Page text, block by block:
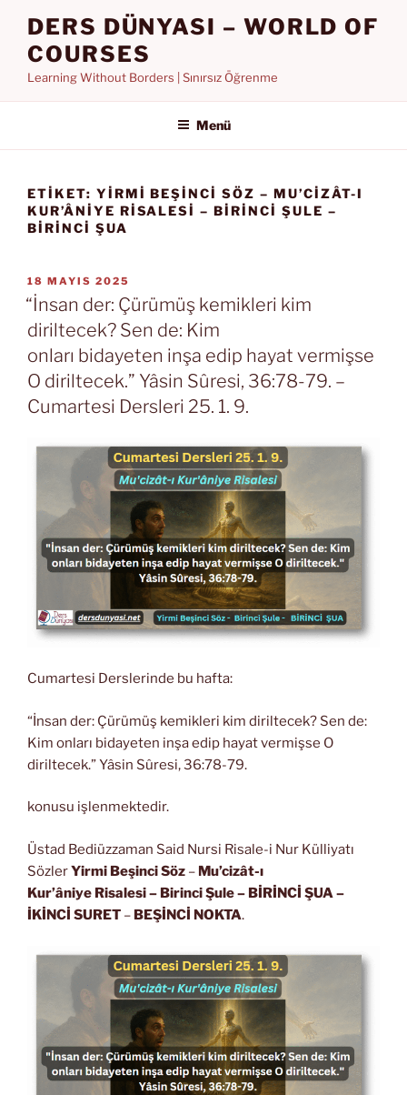
DERS DÜNYASI – WORLD OF
COURSES
Learning Without Borders | Sınırsız Öğrenme
Menü
ETIKET: YIRMI BEŞINCI SÖZ – MU’CIZÂT-I
KUR’ÂNIYE RISALESI – BIRINCI ŞULE –
BİRİNCİ ŞUA
YAYIM
TARIHI
18 MAYIS 2025
“İnsan der: Çürümüş kemikleri kim
diriltecek? Sen de: Kim
onları bidayeten inşa edip hayat vermişse
O diriltecek.” Yâsin Sûresi, 36:78-79. –
Cumartesi Dersleri 25. 1. 9.
Cumartesi Derslerinde bu hafta:
“İnsan der: Çürümüş kemikleri kim diriltecek? Sen de:
Kim onları bidayeten inşa edip hayat vermişse O
diriltecek.” Yâsin Sûresi, 36:78-79.
konusu işlenmektedir.
Üstad Bediüzzaman Said Nursi Risale-i Nur Külliyatı
SözlerYirmi Beşinci Söz – Mu’cizât-ı
Kur’âniye Risalesi– Birinci Şule – BİRİNCİ ŞUA–
İKİNCİ SURET – BEŞİNCİ NOKTA.